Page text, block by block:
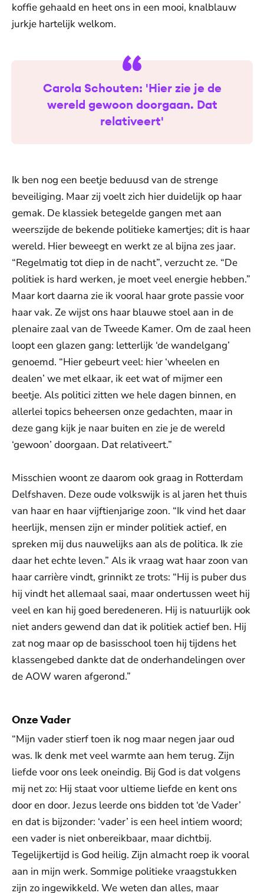
koffie gehaald en heet ons in een mooi, knalblauw
jurkje hartelijk welkom.
Carola Schouten: 'Hier zie je de
wereld gewoon doorgaan. Dat
relativeert'
Ik ben nog een beetje beduusd van de strenge
beveiliging. Maar zij voelt zich hier duidelijk op haar
gemak. De klassiek betegelde gangen met aan
weerszijde de bekende politieke kamertjes; dit is haar
wereld. Hier beweegt en werkt ze al bijna zes jaar.
“Regelmatig tot diep in de nacht”, verzucht ze. “De
politiek is hard werken, je moet veel energie hebben.”
Maar kort daarna zie ik vooral haar grote passie voor
haar vak. Ze wijst ons haar blauwe stoel aan in de
plenaire zaal van de Tweede Kamer. Om de zaal heen
loopt een glazen gang: letterlijk ‘de wandelgang’
genoemd. “Hier gebeurt veel: hier ‘wheelen en
dealen’ we met elkaar, ik eet wat of mijmer een
beetje. Als politici zitten we hele dagen binnen, en
allerlei topics beheersen onze gedachten, maar in
deze gang kijk je naar buiten en zie je de wereld
‘gewoon’ doorgaan. Dat relativeert.”
Misschien woont ze daarom ook graag in Rotterdam
Delfshaven. Deze oude volkswijk is al jaren het thuis
van haar en haar vijftienjarige zoon. “Ik vind het daar
heerlijk, mensen zijn er minder politiek actief, en
spreken mij dus nauwelijks aan als de politica. Ik zie
daar het echte leven.” Als ik vraag wat haar zoon van
haar carrière vindt, grinnikt ze trots: “Hij is puber dus
hij vindt het allemaal saai, maar ondertussen weet hij
veel en kan hij goed beredeneren. Hij is natuurlijk ook
niet anders gewend dan dat ik politiek actief ben. Hij
zat nog maar op de basisschool toen hij tijdens het
klassengebed dankte dat de onderhandelingen over
de AOW waren afgerond.”
Onze Vader
“Mijn vader stierf toen ik nog maar negen jaar oud
was. Ik denk met veel warmte aan hem terug. Zijn
liefde voor ons leek oneindig. Bij God is dat volgens
mij net zo: Hij staat voor ultieme liefde en kent ons
door en door. Jezus leerde ons bidden tot ‘de Vader’
en dat is bijzonder: ‘vader’ is een heel intiem woord;
een vader is niet onbereikbaar, maar dichtbij.
Tegelijkertijd is God heilig. Zijn almacht roep ik vooral
aan in mijn werk. Sommige politieke vraagstukken
zijn zo ingewikkeld. We weten dan alles, maar